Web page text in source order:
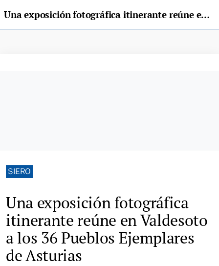
Una exposición fotográfica itinerante reúne en Valdesoto a los 36 Pueblos Ejemplares de Asturias
SIERO
Una exposición fotográfica
itinerante reúne en Valdesoto
a los 36 Pueblos Ejemplares
de Asturias